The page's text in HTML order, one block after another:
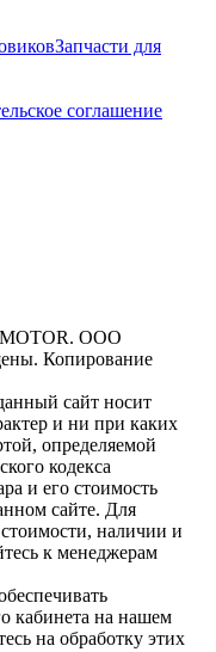
Запчасти для
соглашение
ООО
Копирование
сайт носит
и ни при каких
определяемой
кодекса
и его стоимость
сайте. Для
наличии и
к менеджерам
кабинета на нашем
на обработку этих